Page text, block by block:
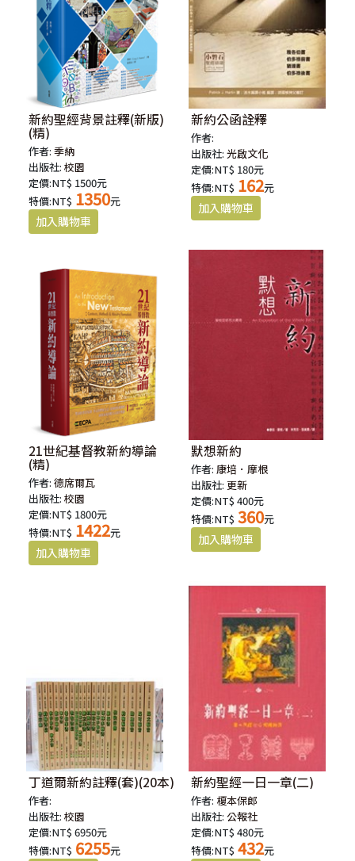
新約聖經背景註釋(新版)
(精)
作者:季納
出版社:校園
定價:NT$ 1500元
特價:NT$ 1350元
新約公函詮釋
作者:
出版社:光啟文化
定價:NT$ 180元
特價:NT$ 162元
21世紀基督教新約導論
(精)
作者:德席爾瓦
出版社:校園
定價:NT$ 1800元
特價:NT$ 1422元
默想新約
作者:康培．摩根
出版社:更新
定價:NT$ 400元
特價:NT$ 360元
丁道爾新約註釋(套)(20本)
作者:
出版社:校園
定價:NT$ 6950元
特價:NT$ 6255元
新約聖經一日一章(二)
作者: 榎本保郎
出版社:公報社
定價:NT$ 480元
特價:NT$ 432元